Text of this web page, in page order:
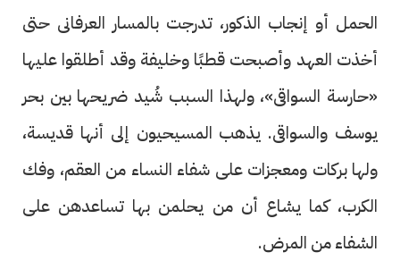
الحمل أو إنجاب الذكور، تدرجت بالمسار العرفانى حتى
أخذت العهد وأصبحت قطبًا وخليفة وقد أطلقوا عليها
«حارسة السواقى»، ولهذا السبب شُيد ضريحها بين بحر
يوسف والسواقى. يذهب المسيحيون إلى أنها قديسة،
ولها بركات ومعجزات على شفاء النساء من العقم، وفك
الكرب، كما يشاع أن من يحلمن بها تساعدهن على
الشفاء من المرض.